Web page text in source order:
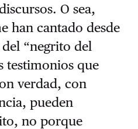
O sea,
han cantado desde
“negrito del
testimonios que
verdad, con
pueden
no porque